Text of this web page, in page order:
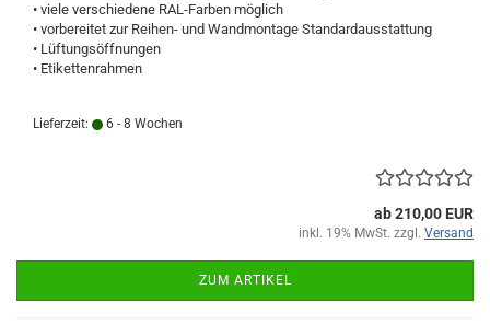
• viele verschiedene RAL-Farben möglich
• vorbereitet zur Reihen- und Wandmontage Standardausstattung
• Lüftungsöffnungen
• Etikettenrahmen
Lieferzeit: 6 - 8 Wochen
ab 210,00 EUR
inkl. 19% MwSt. zzgl. Versand
ZUM ARTIKEL